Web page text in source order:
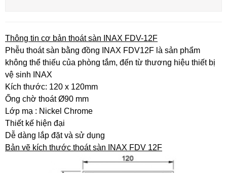
Thông tin cơ bản thoát sàn INAX FDV-12F
Phễu thoát sàn bằng đồng INAX FDV12F là sản phẩm
không thể thiếu của phòng tắm, đến từ thương hiệu thiết bị
vệ sinh INAX
Kích thước: 120 x 120mm
Ống chờ thoát Ø90 mm
Lớp mạ : Nickel Chrome
Thiết kế hiện đại
Dễ dàng lắp đặt và sử dụng
Bản vẽ kích thước thoát sàn INAX FDV 12F